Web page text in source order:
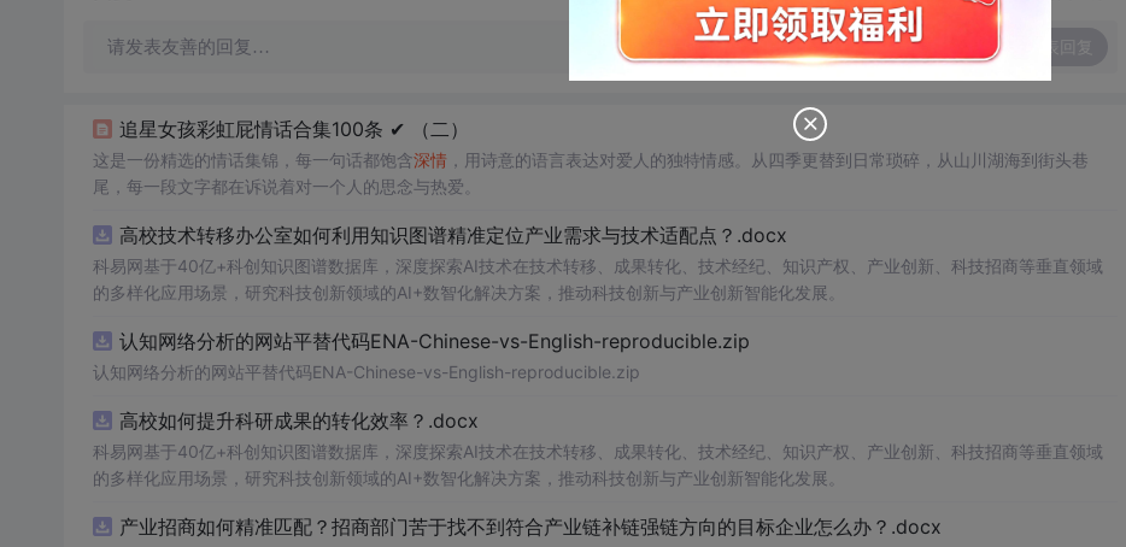
请发表友善的回复…
追星女孩彩虹屁情话合集100条 ✔︎ （二）
这是一份精选的情话集锦，每一句话都饱含深情，用诗意的语言表达对爱人的独特情感。从四季更替到日常琐碎，从山川湖海到街头巷
尾，每一段文字都在诉说着对一个人的思念与热爱。
高校技术转移办公室如何利用知识图谱精准定位产业需求与技术适配点？.docx
科易网基于40亿+科创知识图谱数据库，深度探索AI技术在技术转移、成果转化、技术经纪、知识产权、产业创新、科技招商等垂直领域
的多样化应用场景，研究科技创新领域的AI+数智化解决方案，推动科技创新与产业创新智能化发展。
认知网络分析的网站平替代码ENA-Chinese-vs-English-reproducible.zip
认知网络分析的网站平替代码ENA-Chinese-vs-English-reproducible.zip
高校如何提升科研成果的转化效率？.docx
科易网基于40亿+科创知识图谱数据库，深度探索AI技术在技术转移、成果转化、技术经纪、知识产权、产业创新、科技招商等垂直领域
的多样化应用场景，研究科技创新领域的AI+数智化解决方案，推动科技创新与产业创新智能化发展。
产业招商如何精准匹配？招商部门苦于找不到符合产业链补链强链方向的目标企业怎么办？.docx